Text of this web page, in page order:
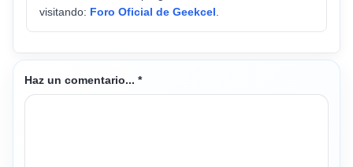
visitando: Foro Oficial de Geekcel
Haz un comentario... *